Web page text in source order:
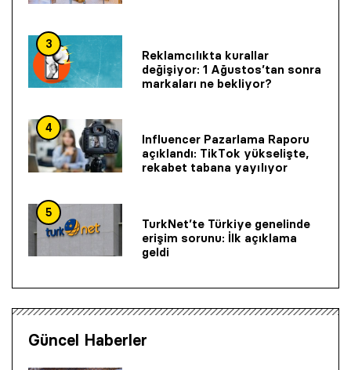
3
Reklamcılıkta kurallar
değişiyor: 1 Ağustos’tan sonra
markaları ne bekliyor?
4
Influencer Pazarlama Raporu
açıklandı: TikTok yükselişte,
rekabet tabana yayılıyor
5
TurkNet’te Türkiye genelinde
erişim sorunu: İlk açıklama
geldi
Güncel Haberler